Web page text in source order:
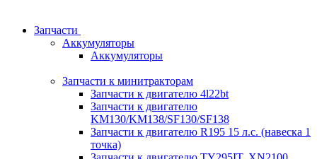
Запчасти
Аккумуляторы
Аккумуляторы
Запчасти к минитракторам
Запчасти к двигателю 4l22bt
Запчасти к двигателю
KM130/KM138/SF130/SF138
Запчасти к двигателю R195 15 л.с. (навеска 1
точка)